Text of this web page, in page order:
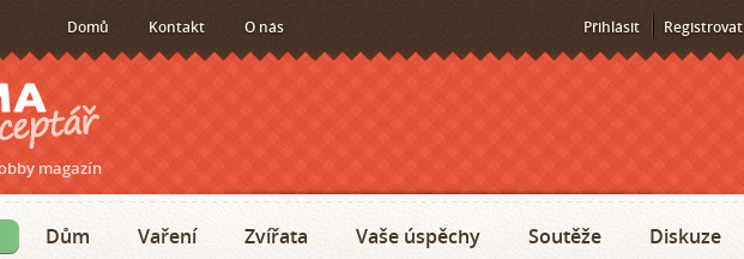
Domů Kontakt O nás Přihlásit Registrovat
magazín
Dům Vaření Zvířata Vaše úspěchy Soutěže Diskuze